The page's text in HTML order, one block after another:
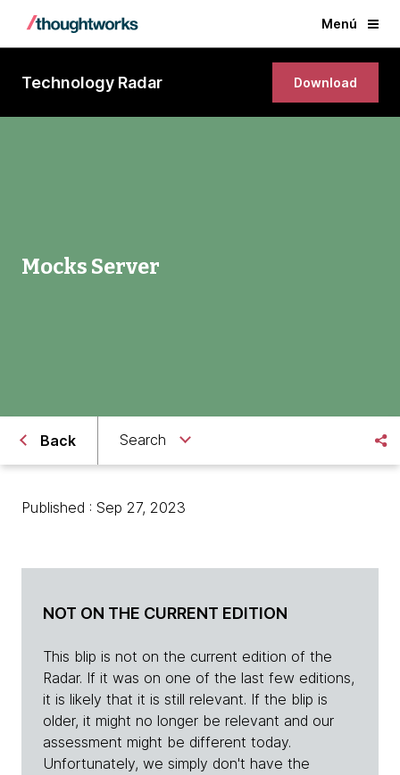
Menú
Technology Radar Download
Mocks Server
Back Search
Published : Sep 27, 2023
NOT ON THE CURRENT EDITION
This blip is not on the current edition of the
Radar. If it was on one of the last few editions,
it is likely that it is still relevant. If the blip is
older, it might no longer be relevant and our
assessment might be different today.
Unfortunately, we simply don't have the